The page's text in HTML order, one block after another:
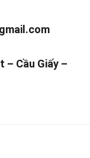
– Cầu Giấy –